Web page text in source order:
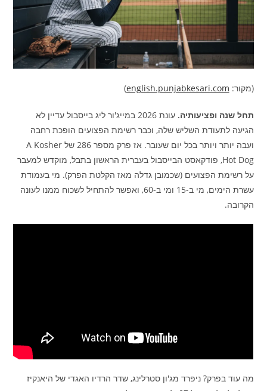
(מקור: english.punjabkesari.com
)
תחל שנה ופציעותיה.
עונת 2026 במייג'ור ליג בייסבול עדיין לא
הגיעה לתעודת השליש שלה, וכבר רשימת הפצועים הופכת רחבה
ועבה יותר ויותר בכל יום שעובר. אז פרק מספר 286 של A Kosher
Hot Dog, פודקאסט הבייסבול בעברית הראשון בתבל, מוקדש למעבר
על רשימת הפצועים (שכמובן גדלה מאז הקלטת הפרק). מי בעמודת
עשרת הימים, מי ב-15 ומי ב-60, ואפשר להתחיל לשכוח ממנו לעונה
הקרובה.
מה עוד בפרק? ניפרד מג'ון סטרלינג, שדר הרדיו האגדי של היאנקיז